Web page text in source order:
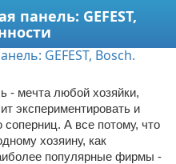
панель: GEFEST,
- мечта любой хозяйки,
экспериментировать и
соперниц. А все потому, что
хозяину, как
популярные фирмы -